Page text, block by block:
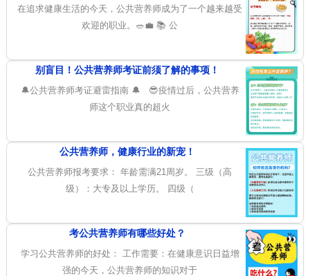
在追求健康生活的今天，公共营养师成为了一个越来越受
欢迎的职业。🥗💼 📚 公
别盲目！公共营养师考证前须了解的事项！
🔔公共营养师考证避雷指南 🔔 😎疫情过后，公共营养
师这个职业真的超火
公共营养师，健康行业的新宠！
公共营养师报考要求： 年龄需满21周岁。 三级（高
级）：大专及以上学历。 四级（
考公共营养师有哪些好处？
学习公共营养师的好处： 工作需要：在健康意识日益增
强的今天，公共营养师的知识对于